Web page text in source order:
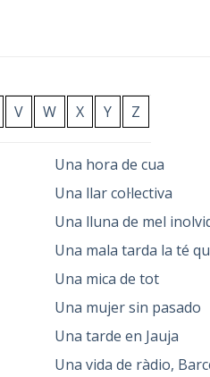
V W X Y Z
Una hora de cua
Una llar col·lectiva
Una lluna de mel
Una mala tarda la té
Una mica de tot
Una mujer sin pasado
Una tarde en Jauja
Una vida de ràdio,